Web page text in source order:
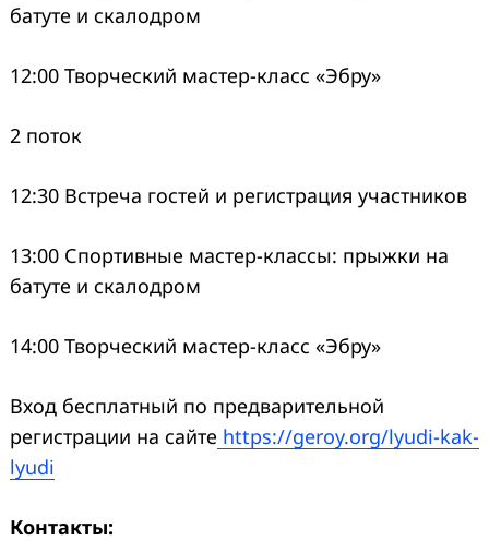
батуте и скалодром
12:00 Творческий мастер-класс «Эбру»
2 поток
12:30 Встреча гостей и регистрация участников
13:00 Спортивные мастер-классы: прыжки на
батуте и скалодром
14:00 Творческий мастер-класс «Эбру»
Вход бесплатный по предварительной
регистрации на сайте https://geroy.org/lyudi-kak-
lyudi
Контакты: